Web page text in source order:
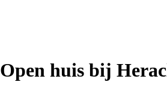
Open huis bij